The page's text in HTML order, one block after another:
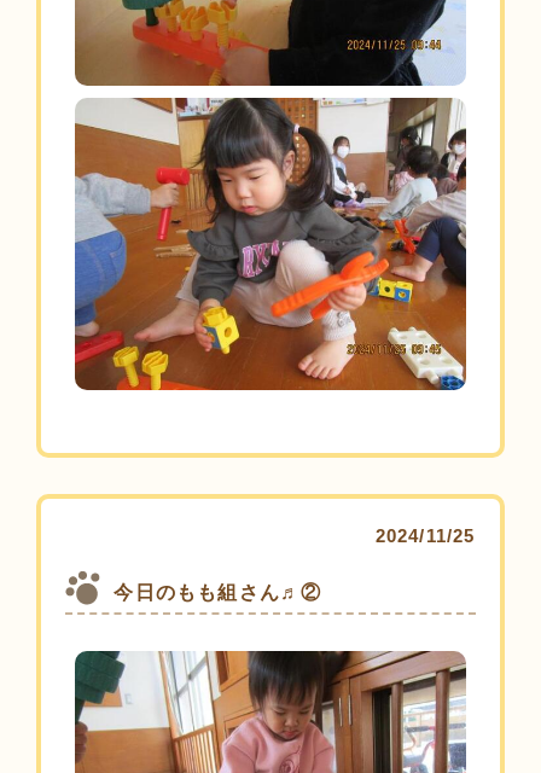
2024/11/25
今日のもも組さん♬②